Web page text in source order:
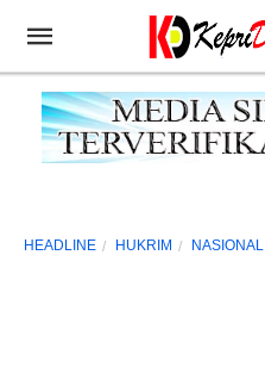
HEADLINE HUKRIM NASIONAL